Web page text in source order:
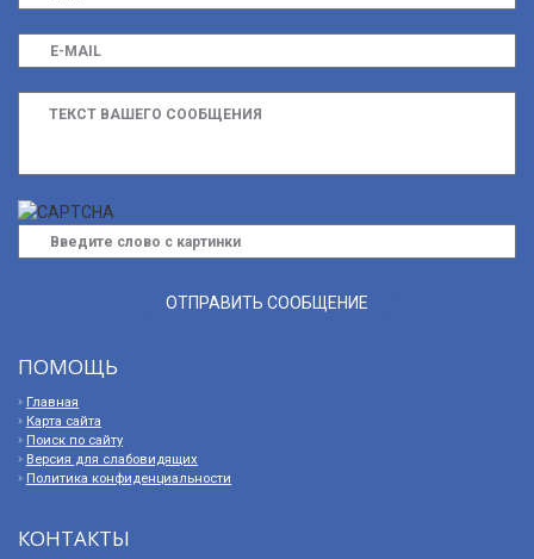
ПОМОЩЬ
Главная
Карта сайта
Поиск по сайту
Версия для слабовидящих
Политика конфиденциальности
КОНТАКТЫ